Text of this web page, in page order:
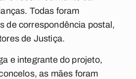
Todas foram
de correspondência postal,
de Justiça.
e integrante do projeto,
as mães foram